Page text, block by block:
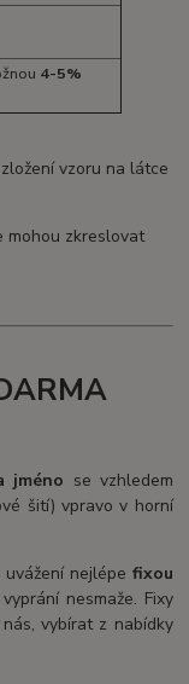
4-5%
vzoru na látce
mohou zkreslovat
jméno se vzhledem
šití) vpravo v horní
nejlépe fixou
nesmaže. Fixy
vybírat z nabídky